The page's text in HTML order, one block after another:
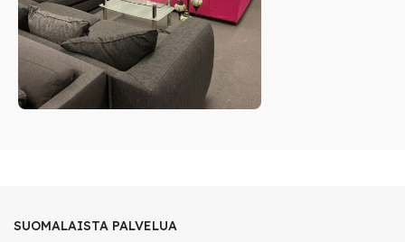
SUOMALAISTA PALVELUA